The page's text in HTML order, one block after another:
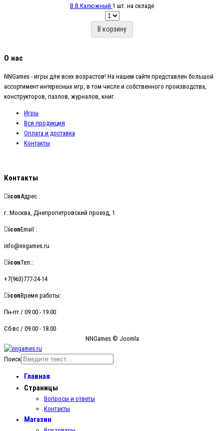
В.В.Калюжный 1 шт. на складе
В корзину
О нас
NNGames - игры для всех возрастов! На нашем сайте представлен большой
ассортимент интересных игр, в том числе и собственного производства,
конструкторов, пазлов, журналов, книг.
Игры
Вся продукция
Оплата и доставка
Контакты
Контакты
iconАдрес :
г. Москва, Днепропетровский проезд, 1
iconEmail :
info@nngames.ru
iconТел.:
+7(963)777-24-14
iconВремя работы:
Пн-пт / 09.00 - 19.00
Сб-вс / 09.00 - 18.00
NNGames © Joomla
Поиск
Главная
Страницы
Вопросы и ответы
Контакты
Магазин